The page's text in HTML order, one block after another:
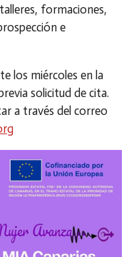
formaciones,
e
los miércoles en la
solicitud de cita.
a través del correo